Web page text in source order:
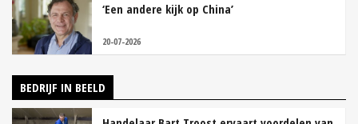
‘Een andere kijk op China’
20-07-2026
BEDRIJF IN BEELD